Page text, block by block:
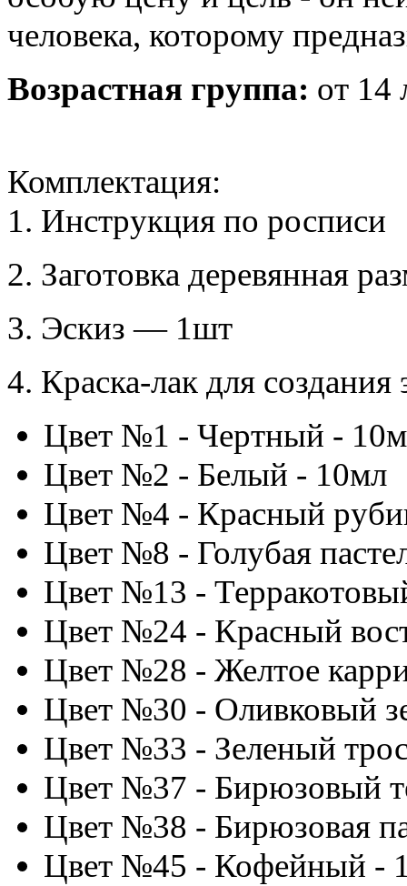
человека, которому
Возрастная группа: от 14
Комплектация:
1. Инструкция по росписи
2. Заготовка деревянная
3. Эскиз — 1шт
4. Краска-лак для
Цвет №1 - Чертный -
Цвет №2 - Белый - 10мл
Цвет №4 - Красный
Цвет №8 - Голубая
Цвет №13 -
Цвет №24 - Красный
Цвет №28 - Желтое
Цвет №30 - Оливковый
Цвет №33 - Зеленый
Цвет №37 - Бирюзовый
Цвет №38 - Бирюзовая
Цвет №45 - Кофейный -